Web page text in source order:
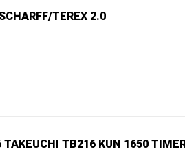
TEREX 2.0
TAKEUCHI TB216 KUN 1650